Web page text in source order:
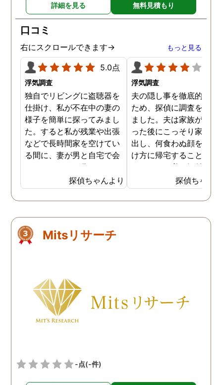
詳細を見る 無料見積もり
口コミ
右にスクロールできます→ もっと見る
5.0点
浮気調査
独自でリビングに盗聴器を
仕掛け、私が不在中の妻の
様子を簡単に探ってみまし
た。すると私が残業や出張
などで長時間家を空けてい
る間に、妻が男と自宅で会
っていることが分かりまし
た。ある程度予想はしてい
たことでしたので、次に探
偵に調査を依頼し決定的瞬
うことにしました。今回の
調査では私が盗聴器で録音
偵から証拠写真を受け取
り、今は法的処置を視野に
入れながら離婚の準備を進
めています。
探偵ちゃんより
浮気調査
夫の隠し事を徹底的に暴
ため、探偵に調査を依頼
ました。夫は家族が寝静
った後にこっそり家を抜
出し、何食わぬ顔をして
け方に帰宅することがあ
たのです。私は気付かな
フリをしていましたが、
偵に調査を依頼したこと
夫の行動の全貌が明らか
を付けた結果、何と夫は
探偵ちゃん
Mitsリサーチ
-点(-件)